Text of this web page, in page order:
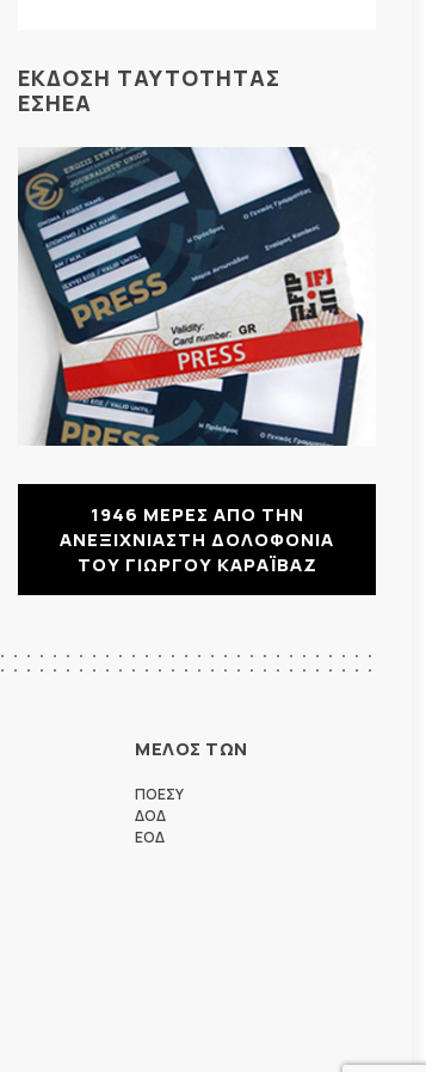
ΕΚΔΟΣΗ ΤΑΥΤΟΤΗΤΑΣ
ΕΣΗΕΑ
1946 ΜΕΡΕΣ ΑΠΟ ΤΗΝ
ΑΝΕΞΙΧΝΙΑΣΤΗ ΔΟΛΟΦΟΝΙΑ
ΤΟΥ ΓΙΩΡΓΟΥ ΚΑΡΑΪΒΑΖ
ΜΕΛΟΣ ΤΩΝ
ΠΟΕΣΥ
ΔΟΔ
ΕΟΔ